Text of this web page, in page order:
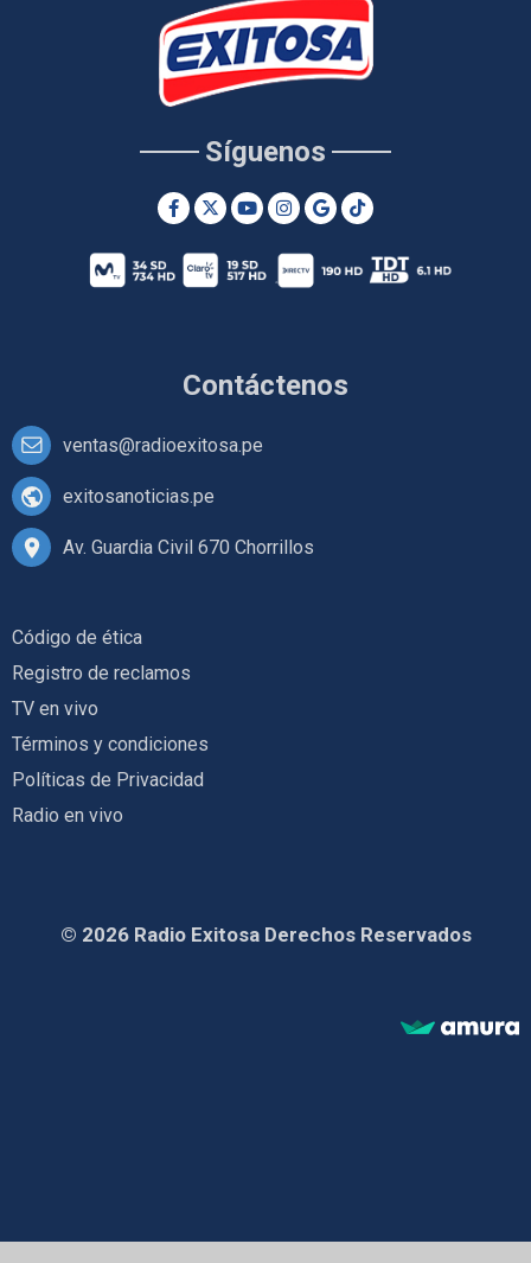
Contáctenos
ventas@radioexitosa.pe
exitosanoticias.pe
Av. Guardia Civil 670 Chorrillos
Síguenos
Código de ética
Registro de reclamos
TV en vivo
Términos y condiciones
Políticas de Privacidad
Radio en vivo
© 2026 Radio Exitosa Derechos Reservados